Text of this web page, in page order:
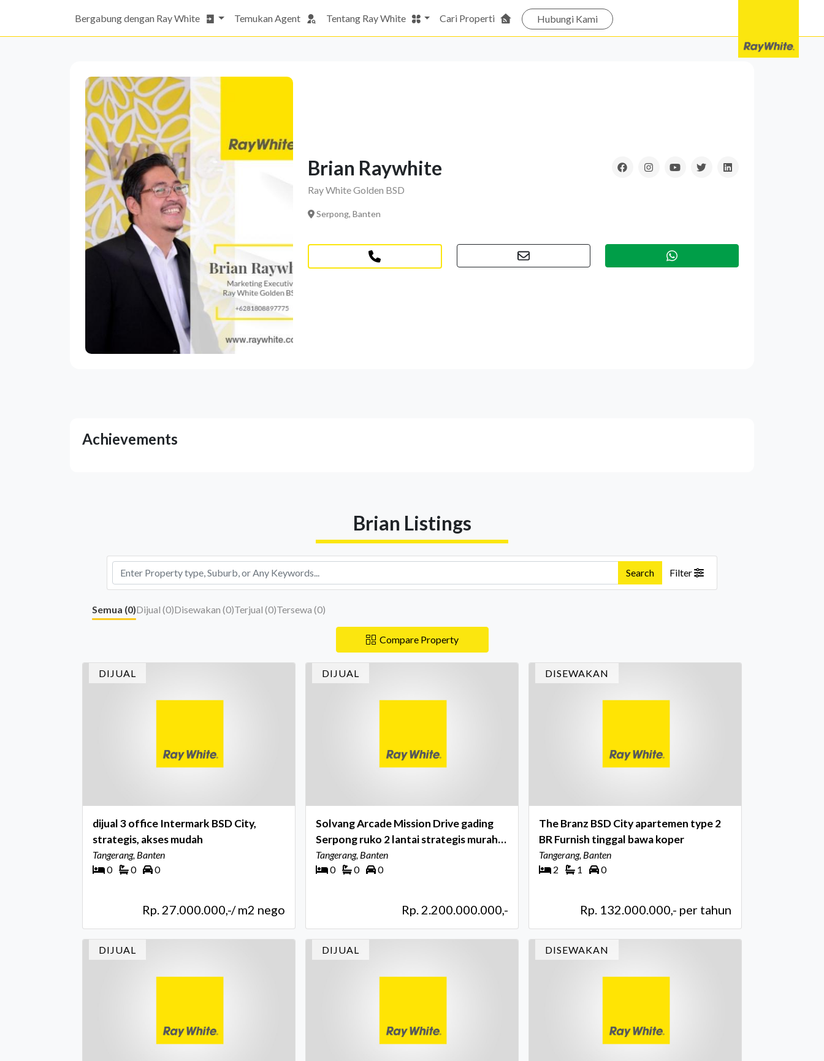
Bergabung dengan Ray White Temukan Agent Tentang Ray White Cari Properti Hubungi Kami
Brian Raywhite
Ray White Golden BSD
Serpong, Banten
Achievements
Brian Listings
Search Filter
Semua (0)Dijual (0)Disewakan (0)Terjual (0)Tersewa (0)
Compare Property
DIJUAL
dijual 3 office Intermark BSD City,
strategis, akses mudah
Tangerang, Banten
0
0 0
Rp. 27.000.000,-/ m2 nego
DIJUAL
Solvang Arcade Mission Drive gading
Serpong ruko 2 lantai strategis murah
siap huni
Tangerang, Banten
0
0 0
Rp. 2.200.000.000,-
DISEWAKAN
The Branz BSD City apartemen type 2
BR Furnish tinggal bawa koper
Tangerang, Banten
2
1 0
Rp. 132.000.000,- per tahun
DIJUAL DIJUAL DISEWAKAN